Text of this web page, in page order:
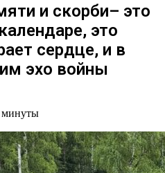
и скорби– это
это
сердце, и в
эхо войны
минуты